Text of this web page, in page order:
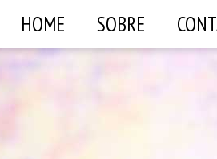
HOME SOBRE